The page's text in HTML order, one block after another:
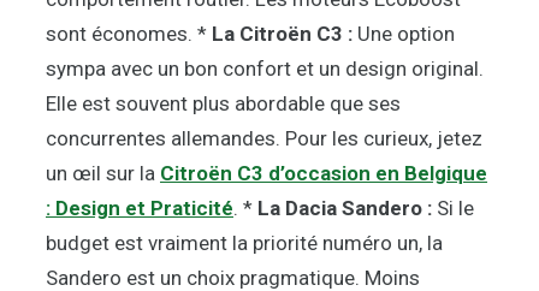
sont économes. * La Citroën C3 : Une option
sympa avec un bon confort et un design original.
Elle est souvent plus abordable que ses
concurrentes allemandes. Pour les curieux, jetez
un œil sur la Citroën C3 d’occasion en Belgique
: Design et Praticité. * La Dacia Sandero : Si le
budget est vraiment la priorité numéro un, la
Sandero est un choix pragmatique. Moins